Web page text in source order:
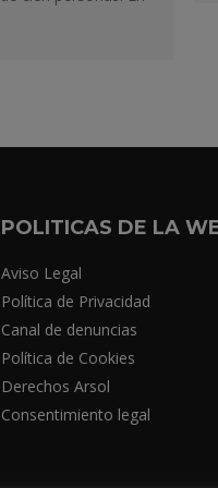
POLITICAS DE LA
Aviso Legal
Política de Privacidad
Canal de denuncias
Política de Cookies
Derechos Arsol
Consentimiento legal